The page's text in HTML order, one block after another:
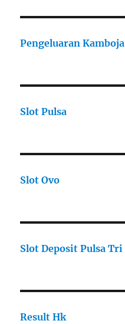
Pengeluaran Kamboja
Slot Pulsa
Slot Ovo
Slot Deposit Pulsa Tri
Result Hk